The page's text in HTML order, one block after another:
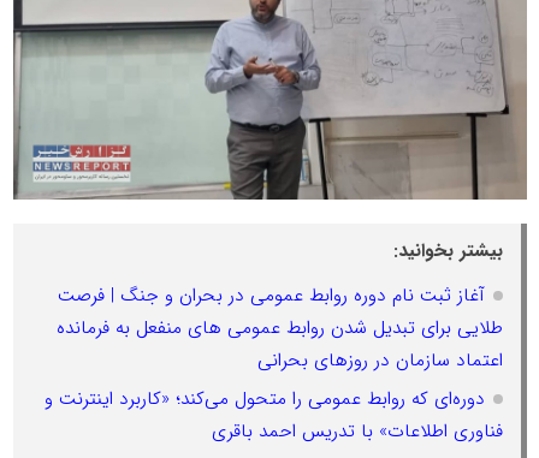
بیشتر بخوانید:
آغاز ثبت نام دوره روابط عمومی در بحران و جنگ | فرصت
طلایی برای تبدیل شدن روابط عمومی های منفعل به فرمانده
اعتماد سازمان در روزهای بحرانی
دوره‌ای که روابط عمومی را متحول می‌کند؛ «کاربرد اینترنت و
فناوری اطلاعات» با تدریس احمد باقری